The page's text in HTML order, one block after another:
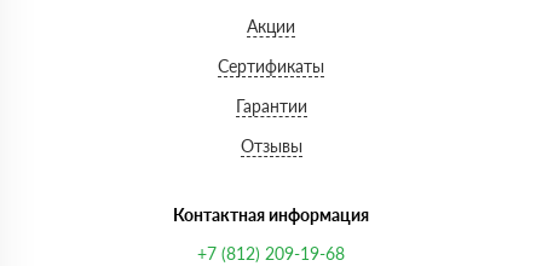
Акции
Сертификаты
Гарантии
Отзывы
Контактная информация
+7 (812) 209-19-68